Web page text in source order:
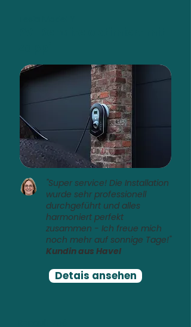
"Super service! Die Installation
wurde sehr professionell
durchgeführt und alles
harmoniert perfekt
zusammen - Ich freue mich
noch mehr auf sonnige Tage!"
Kundin aus Havel
Detais ansehen